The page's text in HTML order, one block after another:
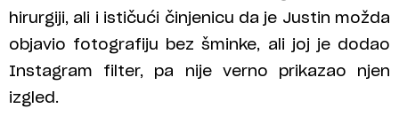
hirurgiji, ali i ističući činjenicu da je Justin možda
objavio fotografiju bez šminke, ali joj je dodao
Instagram filter, pa nije verno prikazao njen
izgled.